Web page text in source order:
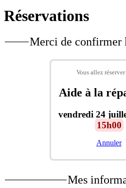
Réservations
Merci de confirmer
Vous allez
Aide à la
vendredi 24
15h00
Annuler
Mes